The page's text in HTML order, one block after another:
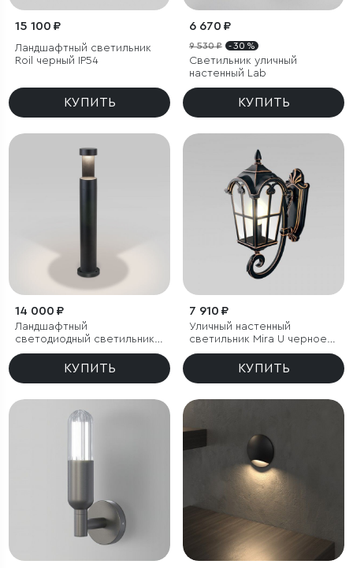
15 100 ₽
Ландшафтный светильник
Roil черный IP54
КУПИТЬ
6 670 ₽
9 530 ₽ - 30 %
Светильник уличный
настенный Lab
КУПИТЬ
14 000 ₽
Ландшафтный
светодиодный светильник
Nimbus IP54
КУПИТЬ
7 910 ₽
Уличный настенный
светильник Mira U черное
золото IP44
КУПИТЬ